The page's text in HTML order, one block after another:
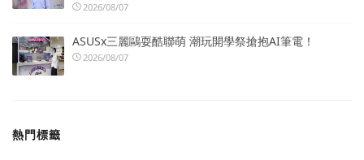
2026/08/07
ASUSx三麗鷗耍酷聯萌 潮玩開學祭搶抱AI筆電！
2026/08/07
熱門標籤